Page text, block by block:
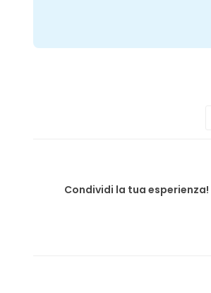
Condividi la tua esperienza!